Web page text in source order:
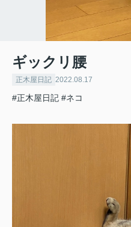
ギックリ腰
正木屋日記 2022.08.17
#正木屋日記 #ネコ